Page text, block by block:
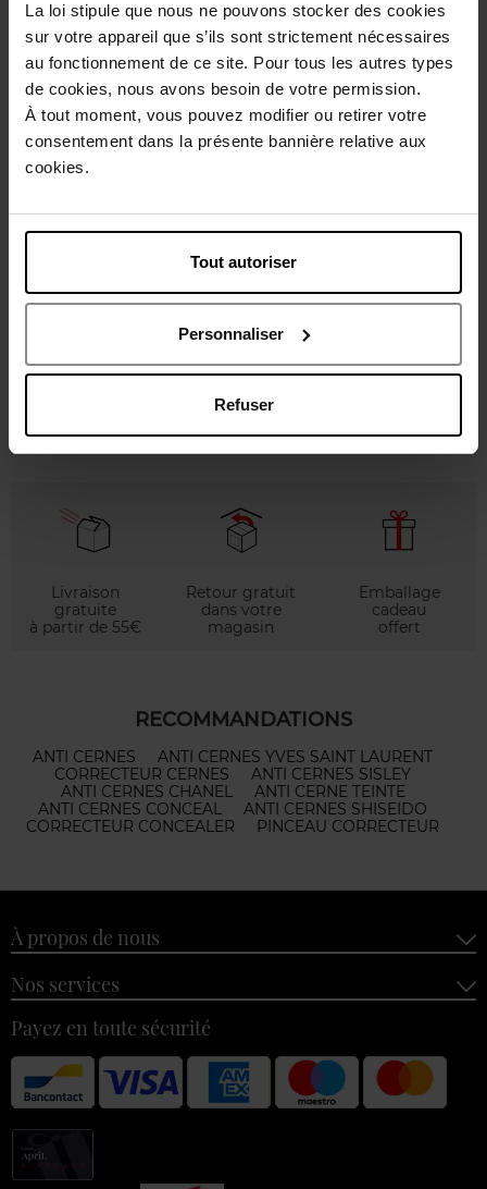
La loi stipule que nous ne pouvons stocker des cookies
sur votre appareil que s’ils sont strictement nécessaires
au fonctionnement de ce site. Pour tous les autres types
de cookies, nous avons besoin de votre permission.
À tout moment, vous pouvez modifier ou retirer votre
consentement dans la présente bannière relative aux
cookies.
Tout autoriser
Personnaliser
Refuser
14,50 € Ajouter 16,50 € Ajouter
Correcteur de Teint Lumière
Anti-cernes & Correcteur
Livraison
gratuite
à partir de 55€
Retour gratuit
dans votre
magasin
Emballage
cadeau
offert
RECOMMANDATIONS
ANTI CERNES
ANTI CERNES YVES SAINT LAURENT
CORRECTEUR CERNES
ANTI CERNES SISLEY
ANTI CERNES CHANEL
ANTI CERNE TEINTE
ANTI CERNES CONCEAL
ANTI CERNES SHISEIDO
CORRECTEUR CONCEALER
PINCEAU CORRECTEUR
À propos de nous
Nos services
Payez en toute sécurité